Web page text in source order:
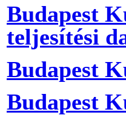
Budapest
teljesítési
Budapest
Budapest